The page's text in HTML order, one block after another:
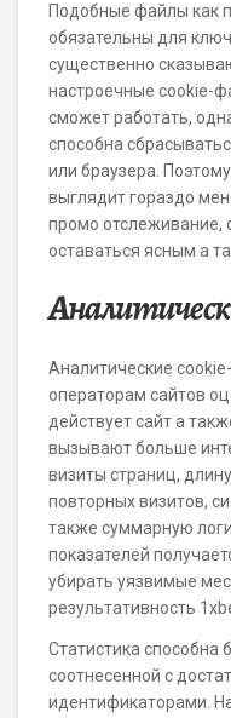
Подобные файлы как
обязательны для
существенно
настроечные cookie-
сможет работать,
способна
или браузера.
выглядит гораздо
промо отслеживание,
оставаться ясным а
Аналитические
операторам сайтов
действует сайт а
вызывают больше
визиты страниц,
повторных визитов,
также суммарную
показателей
убирать уязвимые
результативность
Статистика способна
соотнесенной с
идентификаторами.